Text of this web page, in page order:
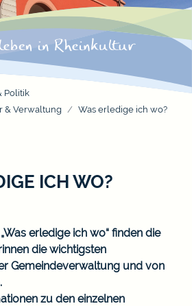
Politik
& Verwaltung
Was erledige ich wo?
ICH WO?
erledige ich wo“ finden die
die wichtigsten
Gemeindeverwaltung und von
zu den einzelnen